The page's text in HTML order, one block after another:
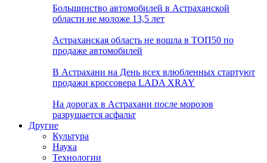
Большинство автомобилей в Астраханской
области не моложе 13,5 лет
Астраханская область не вошла в ТОП50 по
продаже автомобилей
В Астрахани на День всех влюбленных стартуют
продажи кроссовера LADA XRAY
На дорогах в Астрахани после морозов
разрушается асфальт
Другие
Культура
Наука
Технологии